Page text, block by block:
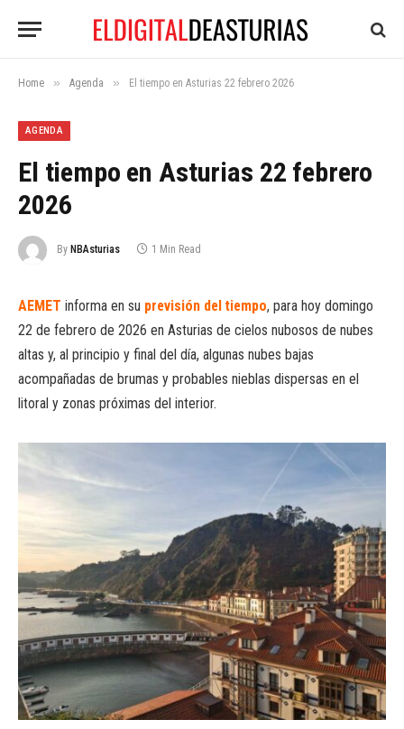
Home » Agenda » El tiempo en Asturias 22 febrero 2026
AGENDA
El tiempo en Asturias 22 febrero
2026
By NBAsturias 1 Min Read
AEMET informa en su previsión del tiempo, para hoy domingo
22 de febrero de 2026 en Asturias de cielos nubosos de nubes
altas y, al principio y final del día, algunas nubes bajas
acompañadas de brumas y probables nieblas dispersas en el
litoral y zonas próximas del interior.